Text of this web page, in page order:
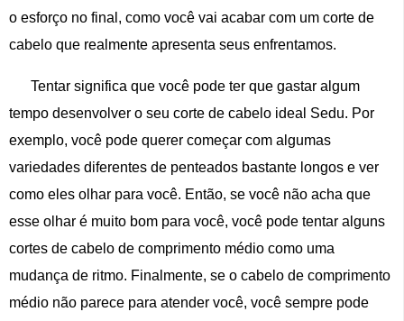
o esforço no final, como você vai acabar com um corte de
cabelo que realmente apresenta seus enfrentamos.
Tentar significa que você pode ter que gastar algum
tempo desenvolver o seu corte de cabelo ideal Sedu. Por
exemplo, você pode querer começar com algumas
variedades diferentes de penteados bastante longos e ver
como eles olhar para você. Então, se você não acha que
esse olhar é muito bom para você, você pode tentar alguns
cortes de cabelo de comprimento médio como uma
mudança de ritmo. Finalmente, se o cabelo de comprimento
médio não parece para atender você, você sempre pode